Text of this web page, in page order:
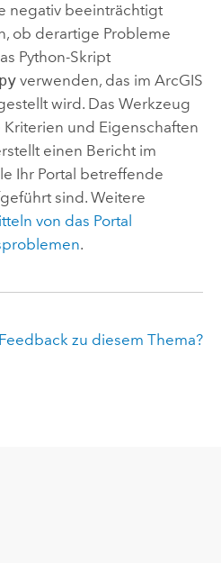
negativ beeinträchtigt
ob derartige Probleme
Python-Skript
verwenden, das im ArcGIS
wird. Das Werkzeug
und Eigenschaften
einen Bericht im
Ihr Portal betreffende
sind. Weitere
von das Portal
.
Feedback zu diesem Thema?